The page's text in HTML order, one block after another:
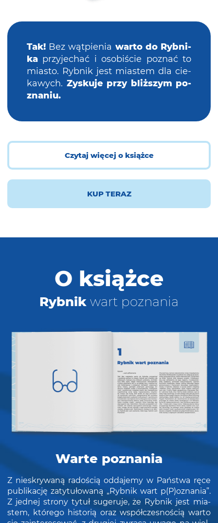
Tak! Bez wąt­pie­nia warto do Ryb­ni­
ka przy­je­chać i oso­bi­ście po­znać to
mia­sto. Ryb­nik jest mia­stem dla cie­
ka­wych. Zy­sku­je przy bliż­szym po­
zna­niu.
Czytaj więcej o książce
KUP TERAZ
O książce
Rybnik wart poznania
Warte poznania
Z nie­skry­wa­ną ra­do­ścią od­da­je­my w Pań­stwa ręce
pu­bli­ka­cję za­ty­tu­ło­wa­ną „Ryb­nik wart p(P)ozna­nia”.
Z jed­nej stro­ny tytuł su­ge­ru­je, że Ryb­nik jest mia­
stem, któ­re­go hi­sto­rią oraz współ­cze­sno­ścią warto